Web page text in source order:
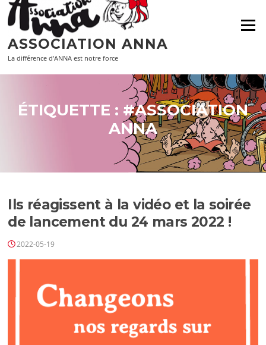
Aller
au
contenu
ASSOCIATION ANNA
La différence d'ANNA est notre force
Menu
ÉTIQUETTE : #ASSOCIATION
ANNA
Ils réagissent à la vidéo et la soirée
de lancement du 24 mars 2022 !
2022-05-19